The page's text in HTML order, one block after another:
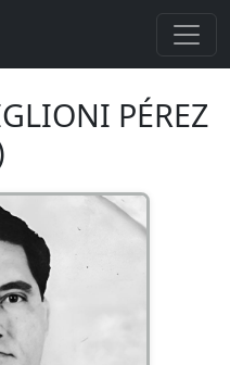
PÉREZ